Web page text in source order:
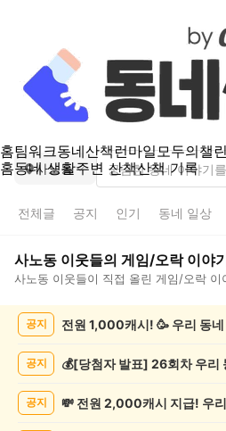
홈팀워크동네산책런마일모두의챌
홈동네 생활주변 산책산책 기록
사노동
전체글 공지 인기 동네 일상
사노동 이웃들의 게임/오락이야
사노동 이웃들이 직접 올린 게임/오락 이
공지 전원 1,000캐시! 🥳 우리 동
공지
공지